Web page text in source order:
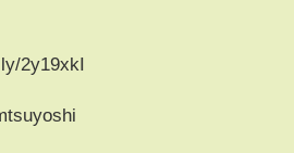
2y19xkI